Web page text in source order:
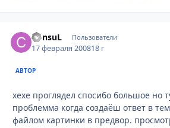
ConsuL Пользователи
17 февраля 200818 г
АВТОР
хехе проглядел спосибо большое но
проблемма когда создаёш ответ в
файлом картинки в предвор.